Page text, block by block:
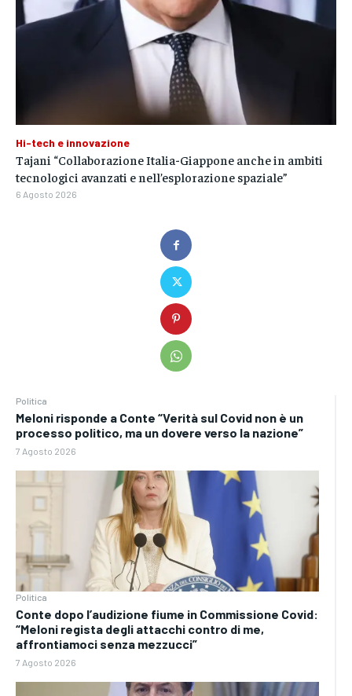
Politica
Meloni risponde a Conte “Verità sul Covid non è un
processo politico, ma un dovere verso la nazione”
7 Agosto 2026
Politica
Conte dopo l’audizione fiume in Commissione Covid:
“Meloni regista degli attacchi contro di me,
affrontiamoci senza mezzucci”
7 Agosto 2026
Hi-tech e innovazione
Tajani “Collaborazione Italia-Giappone anche in ambiti
tecnologici avanzati e nell’esplorazione spaziale”
6 Agosto 2026